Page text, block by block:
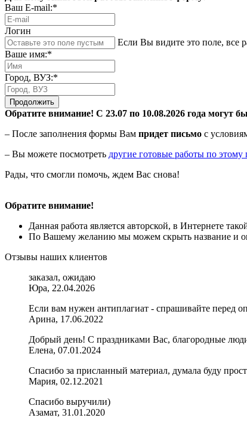
Ваш E-mail:*
Логин
Если Вы видите это поле, все
Ваше имя:*
Город, ВУЗ:*
Продолжить
Обратите внимание! С 23.07 по 10.08.2026 года могут
– После заполнения формы Вам придет письмо с
– Вы можете посмотреть другие готовые работы по этому
Рады, что смогли помочь, ждем Вас снова!
Обратите внимание!
Данная работа является авторской, в Интернете
По Вашему желанию мы можем скрыть название и
Отзывы наших клиентов
заказал, ожидаю
Юра, 22.04.2026
Если вам нужен антиплагиат - спрашивайте перед
Арина, 17.06.2022
Добрый день! С праздниками Вас, благородные
Елена, 07.01.2024
Спасибо за присланный материал, думала буду
Мария, 02.12.2021
Спасибо выручили)
Азамат, 31.01.2020